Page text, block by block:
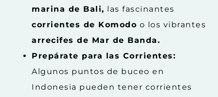
marina de Bali, las fascinantes
corrientes de Komodo o los vibrantes
arrecifes de Mar de Banda.
Prepárate para las Corrientes:
Algunos puntos de buceo en
Indonesia pueden tener corrientes